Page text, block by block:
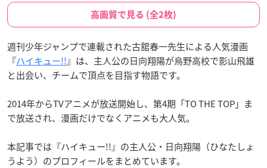
高画質で見る (全2枚)
週刊少年ジャンプで連載された古舘春一先生による人気漫画
『ハイキュー!!』は、主人公の日向翔陽が烏野高校で影山飛雄
と出会い、チームで頂点を目指す物語です。
2014年からTVアニメが放送開始し、第4期「TO THE TOP」ま
で放送され、漫画だけでなくアニメも大人気。
本記事では『ハイキュー!!』の主人公・日向翔陽（ひなたしょ
うよう）のプロフィールをまとめています。